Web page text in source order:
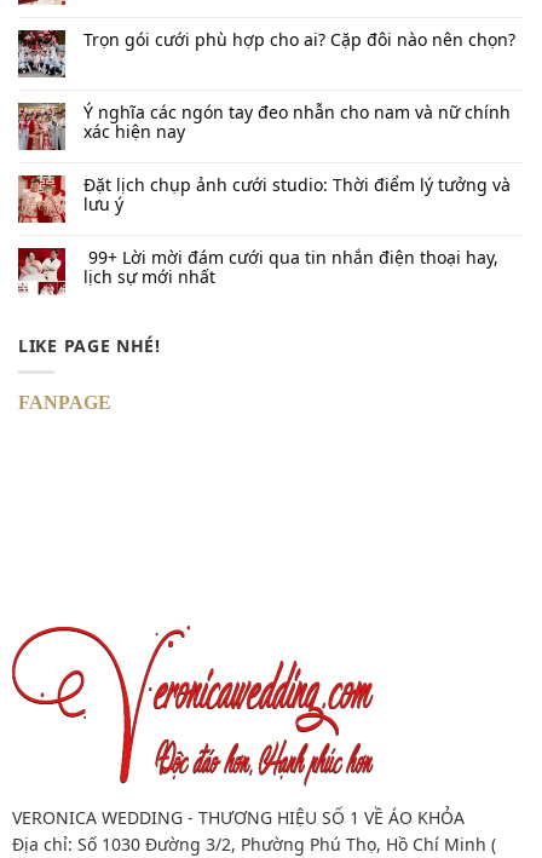
Trọn gói cưới phù hợp cho ai? Cặp đôi nào nên chọn?
Ý nghĩa các ngón tay đeo nhẫn cho nam và nữ chính
xác hiện nay
Đặt lịch chụp ảnh cưới studio: Thời điểm lý tưởng và
lưu ý
99+ Lời mời đám cưới qua tin nhắn​ điện thoại hay,
lịch sự mới nhất
LIKE PAGE NHÉ!
FANPAGE
VERONICA WEDDING - THƯƠNG HIỆU SỐ 1 VỀ ÁO KHỎA
Địa chỉ: Số 1030 Đường 3/2, Phường Phú Thọ, Hồ Chí Minh (